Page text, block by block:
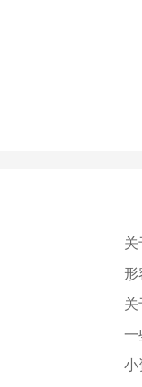
关
形
关
一
小